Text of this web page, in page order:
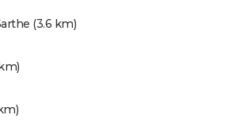
(3.6 km)